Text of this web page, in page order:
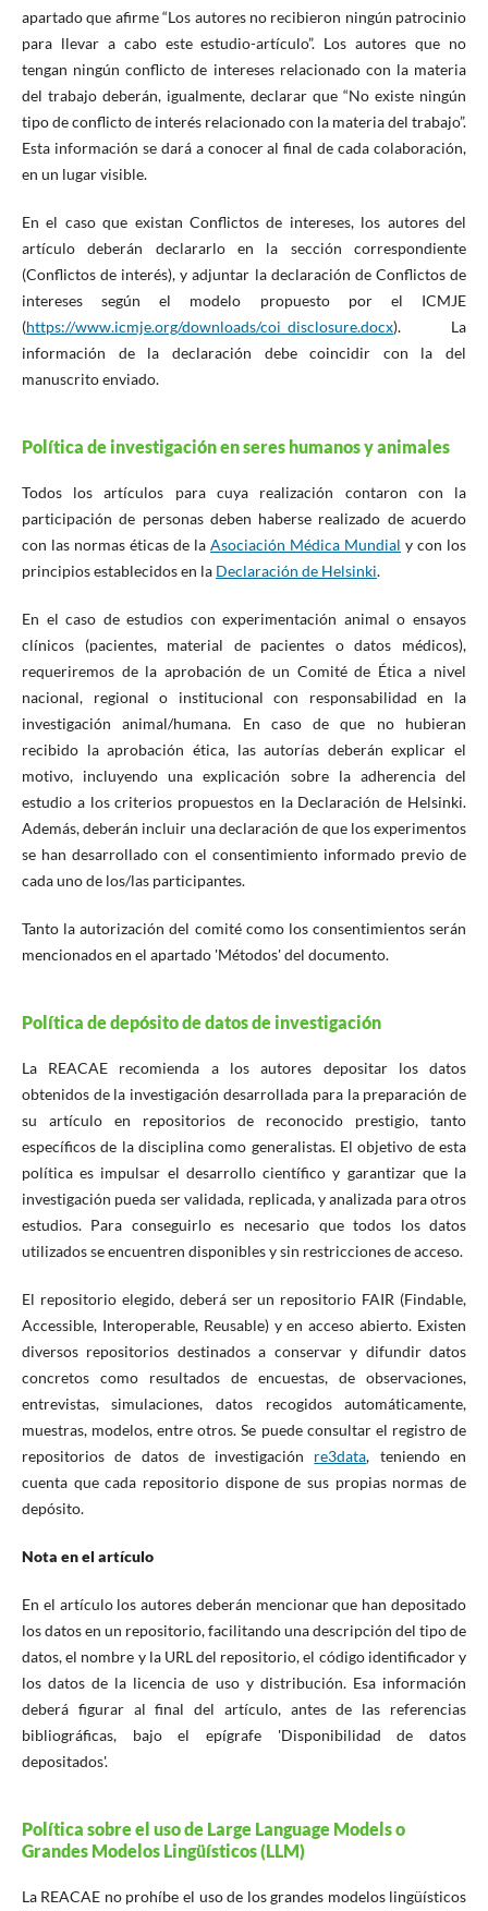
apartado que afirme “Los autores no recibieron ningún patrocinio
para llevar a cabo este estudio-artículo”. Los autores que no
tengan ningún conflicto de intereses relacionado con la materia
del trabajo deberán, igualmente, declarar que “No existe ningún
tipo de conflicto de interés relacionado con la materia del trabajo”.
Esta información se dará a conocer al final de cada colaboración,
en un lugar visible.
En el caso que existan Conflictos de intereses, los autores del
artículo deberán declararlo en la sección correspondiente
(Conflictos de interés), y adjuntar la declaración de Conflictos de
intereses según el modelo propuesto por el ICMJE
(https://www.icmje.org/downloads/coi_disclosure.docx). La
información de la declaración debe coincidir con la del
manuscrito enviado.
Política de investigación en seres humanos y animales
Todos los artículos para cuya realización contaron con la
participación de personas deben haberse realizado de acuerdo
con las normas éticas de laAsociación Médica Mundial y con los
principios establecidos en la Declaración de Helsinki.
En el caso de estudios con experimentación animal o ensayos
clínicos (pacientes, material de pacientes o datos médicos),
requeriremos de la aprobación de un Comité de Ética a nivel
nacional, regional o institucional con responsabilidad en la
investigación animal/humana. En caso de que no hubieran
recibido la aprobación ética, las autorías deberán explicar el
motivo, incluyendo una explicación sobre la adherencia del
estudio a los criterios propuestos en la Declaración de Helsinki.
Además, deberán incluir una declaración de que los experimentos
se han desarrollado con el consentimiento informado previo de
cada uno de los/las participantes.
Tanto la autorización del comité como los consentimientos serán
mencionados en el apartado 'Métodos' del documento.
Política de depósito de datos de investigación
La REACAE recomienda a los autores depositar los datos
obtenidos de la investigación desarrollada para la preparación de
su artículo en repositorios de reconocido prestigio, tanto
específicos de la disciplina como generalistas. El objetivo de esta
política es impulsar el desarrollo científico y garantizar que la
investigación pueda ser validada, replicada, y analizada para otros
estudios. Para conseguirlo es necesario que todos los datos
utilizados se encuentren disponibles y sin restricciones de acceso.
El repositorio elegido, deberá ser un repositorio FAIR (Findable,
Accessible, Interoperable, Reusable) y en acceso abierto. Existen
diversos repositorios destinados a conservar y difundir datos
concretos como resultados de encuestas, de observaciones,
entrevistas, simulaciones, datos recogidos automáticamente,
muestras, modelos, entre otros. Se puede consultar el registro de
repositorios de datos de investigación re3data, teniendo en
cuenta que cada repositorio dispone de sus propias normas de
depósito.
Nota en el artículo
En el artículo los autores deberán mencionar que han depositado
los datos en un repositorio, facilitando una descripción del tipo de
datos, el nombre y la URL del repositorio, el código identificador y
los datos de la licencia de uso y distribución. Esa información
deberá figurar al final del artículo, antes de las referencias
bibliográficas, bajo el epígrafe 'Disponibilidad de datos
depositados'.
Política sobre el uso de Large Language Models o
Grandes Modelos Lingüísticos (LLM)
La REACAE no prohíbe el uso de los grandes modelos lingüísticos